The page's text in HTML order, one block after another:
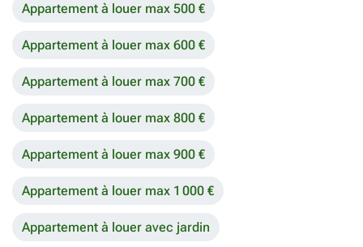
Appartement à louer max 500 €
Appartement à louer max 600 €
Appartement à louer max 700 €
Appartement à louer max 800 €
Appartement à louer max 900 €
Appartement à louer max 1 000 €
Appartement à louer avec jardin